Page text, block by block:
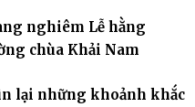
nghiêm Lễ hằng
chùa Khải Nam
lại những khoảnh khắc